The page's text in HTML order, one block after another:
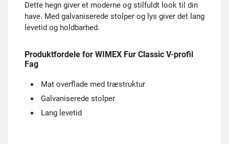
Dette hegn giver et moderne og stilfuldt look til din
have. Med galvaniserede stolper og lys giver det lang
levetid og holdbarhed.
Produktfordele for WIMEX Fur Classic V-profil
Fag
Mat overflade med træstruktur
Galvaniserede stolper
Lang levetid